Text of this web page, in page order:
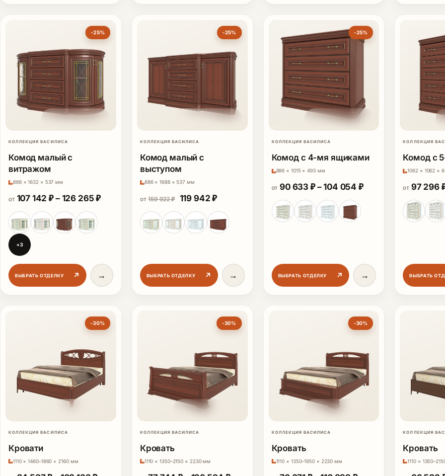
-25%
КОЛЛЕКЦИЯ ВАСИЛИСА
Комод малый с
витражом
886 × 1632 × 537 мм
ОТ 107 142₽ – 126 265₽Диапазон цен: 107 142 ₽ – 126 265 ₽
+3
ВЫБРАТЬ ОТДЕЛКУ ↗ →
-25%
КОЛЛЕКЦИЯ ВАСИЛИСА
Комод малый с
выступом
886 × 1688 × 537 мм
ОТ 159 922₽ Первоначальная цена составляла 159 922 ₽.
119 942₽Текущая цена: 119 942 ₽.
ВЫБРАТЬ ОТДЕЛКУ ↗ →
-25%
КОЛЛЕКЦИЯ ВАСИЛИСА
Комод с 4-мя ящиками
886 × 1015 × 493 мм
ОТ 90 633 ₽ –104 054 ₽Диапазон цен: 90
ВЫБРАТЬ ОТДЕЛКУ ↗ →
КОЛЛЕКЦИЯ
Комод с
1062 × 1062 ×
ОТ 97 296
ВЫБРАТЬ
-30%
КОЛЛЕКЦИЯ ВАСИЛИСА
Кровати
1110 × 1460–1860 × 2160 мм
-30%
КОЛЛЕКЦИЯ ВАСИЛИСА
Кровать
1110 × 1350–2150 × 2230 мм
-30%
КОЛЛЕКЦИЯ ВАСИЛИСА
Кровать
1110 × 1350–1950 × 2230 мм
КОЛЛЕКЦИЯ
Кровать
1110 ×